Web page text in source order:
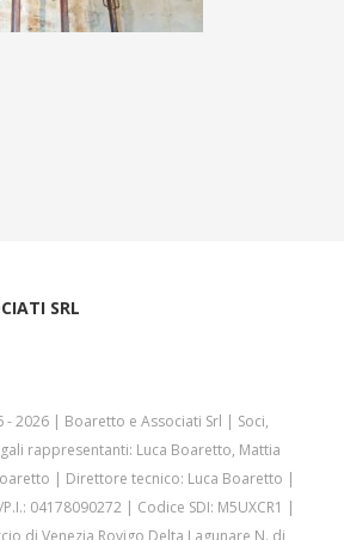
SRL
-2026 | Boaretto e Associati Srl | Soci,
rappresentanti: Luca Boaretto, Mattia
| Direttore tecnico: Luca Boaretto |
P.I.: 04178090272 | Codice SDI: M5UXCR1 |
di Venezia Rovigo Delta Lagunare N. di